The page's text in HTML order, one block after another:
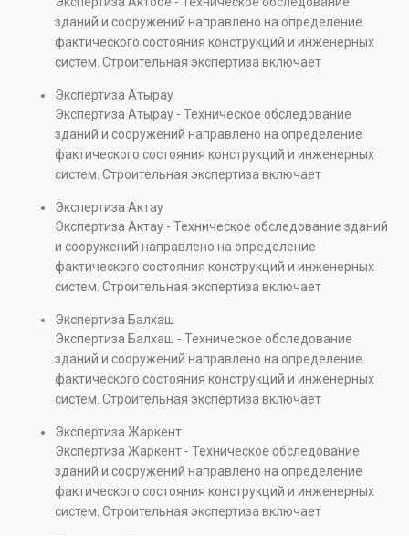
Услуга востребована при покупке недвижимости,
капитальном ремонте и реконструкции объектов, а
также при судебных разбирательствах и технических
проверках.
зданий и сооружений направлено на определение
фактического состояния конструкций и инженерных
систем. Строительная экспертиза включает
элементов и оценку эксплуатационной безопасности.
Услуга востребована при покупке недвижимости,
капитальном ремонте и реконструкции объектов, а
также при судебных разбирательствах и технических
проверках.
Экспертиза Атырау
Экспертиза Атырау - Техническое обследование
зданий и сооружений направлено на определение
фактического состояния конструкций и инженерных
систем. Строительная экспертиза включает
элементов и оценку эксплуатационной безопасности.
Услуга востребована при покупке недвижимости,
капитальном ремонте и реконструкции объектов, а
также при судебных разбирательствах и технических
проверках.
Экспертиза Актау
Экспертиза Актау - Техническое обследование зданий
и сооружений направлено на определение
фактического состояния конструкций и инженерных
систем. Строительная экспертиза включает
элементов и оценку эксплуатационной безопасности.
Услуга востребована при покупке недвижимости,
капитальном ремонте и реконструкции объектов, а
также при судебных разбирательствах и технических
проверках.
Экспертиза Балхаш
Экспертиза Балхаш - Техническое обследование
зданий и сооружений направлено на определение
фактического состояния конструкций и инженерных
систем. Строительная экспертиза включает
элементов и оценку эксплуатационной безопасности.
Услуга востребована при покупке недвижимости,
капитальном ремонте и реконструкции объектов, а
также при судебных разбирательствах и технических
проверках.
Экспертиза Жаркент
Экспертиза Жаркент - Техническое обследование
зданий и сооружений направлено на определение
фактического состояния конструкций и инженерных
систем. Строительная экспертиза включает